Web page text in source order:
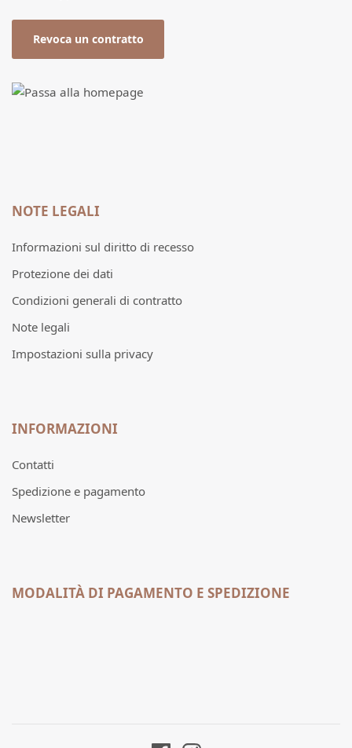
Revoca un contratto
NOTE LEGALI
Informazioni sul diritto di recesso
Protezione dei dati
Condizioni generali di contratto
Note legali
Impostazioni sulla privacy
INFORMAZIONI
Contatti
Spedizione e pagamento
Newsletter
MODALITÀ DI PAGAMENTO E SPEDIZIONE